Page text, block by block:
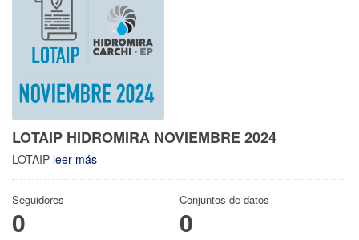
LOTAIP HIDROMIRA NOVIEMBRE 2024
LOTAIP leer más
Seguidores
0
Conjuntos de datos
0